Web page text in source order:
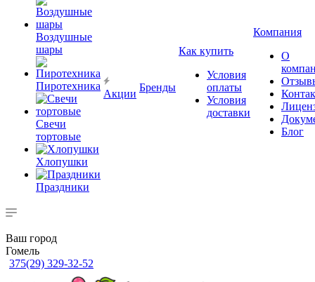
Воздушные
шары
Пиротехника
Свечи
тортовые
Хлопушки
Праздники
Акции
Бренды
Как купить
Условия
оплаты
Условия
доставки
Компания
О
Блог
Ваш город
Гомель
375(29) 329-32-52